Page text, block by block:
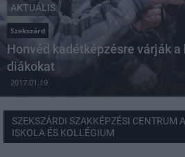
AKTUÁLIS
Szekszárd
Honvéd kadétképzésre várják
diákokat
2017.01.19
SZEKSZÁRDI SZAKKÉPZÉSI CENTRUM
ISKOLA ÉS KOLLÉGIUM